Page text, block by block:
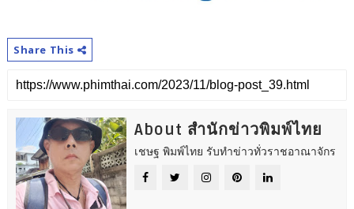
Share This
About สำนักข่าวพิมพ์ไทย
เชษฐ พิมพ์ไทย รับทำข่าวทั่วราชอาณาจักร